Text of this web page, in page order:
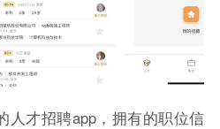
人才招聘app，拥有的职位信